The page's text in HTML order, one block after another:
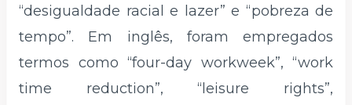
“desigualdade racial e lazer” e “pobreza de
tempo”. Em inglês, foram empregados
termos como “four-day workweek”, “work
time reduction”, “leisure rights”,